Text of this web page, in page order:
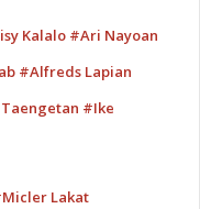
Kalalo #Ari Nayoan
#Alfreds Lapian
#Ike
Lakat